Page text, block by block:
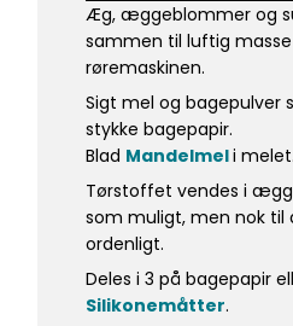
Æg, æggeblommer og
sammen til luftig masse
røremaskinen.
Sigt mel og bagepulver
stykke bagepapir.
Blad Mandelmeli melet.
Tørstoffet vendes i
som muligt, men nok til
ordenligt.
Deles i 3 på bagepapir
Silikonemåtter.